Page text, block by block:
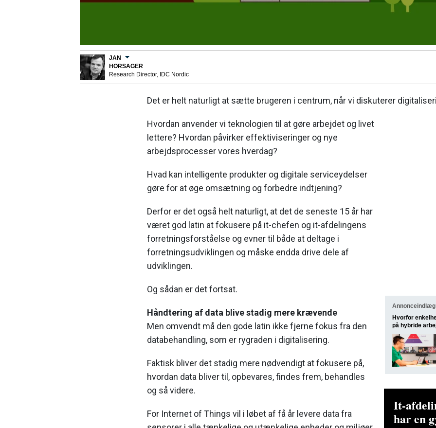
JAN
HORSAGER
Research Director, IDC Nordic
Hvorfor
på hybride
It-
har en
Det er helt naturligt at sætte brugeren i centrum, når vi diskuterer
Hvordan anvender vi teknologien til at gøre arbejdet og livet
lettere? Hvordan påvirker effektiviseringer og nye
arbejdsprocesser vores hverdag?
Hvad kan intelligente produkter og digitale serviceydelser
gøre for at øge omsætning og forbedre indtjening?
Derfor er det også helt naturligt, at det de seneste 15 år har
været god latin at fokusere på it-chefen og it-afdelingens
forretningsforståelse og evner til både at deltage i
forretningsudviklingen og måske endda drive dele af
udviklingen.
Og sådan er det fortsat.
Håndtering af data blive stadig mere krævende
Men omvendt må den gode latin ikke fjerne fokus fra den
databehandling, som er rygraden i digitalisering.
Faktisk bliver det stadig mere nødvendigt at fokusere på,
hvordan data bliver til, opbevares, findes frem, behandles
og så videre.
For Internet of Things vil i løbet af få år levere data fra